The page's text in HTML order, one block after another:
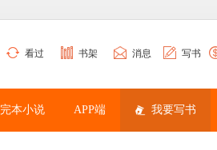
看过 书架 消息 写书
完本小说 APP端 我要写书